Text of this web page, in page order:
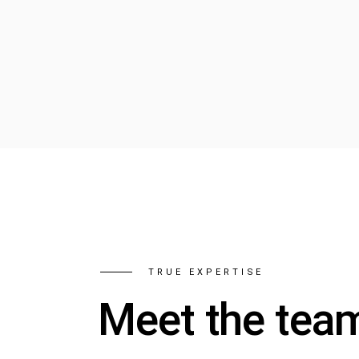
TRUE EXPERTISE
Meet the